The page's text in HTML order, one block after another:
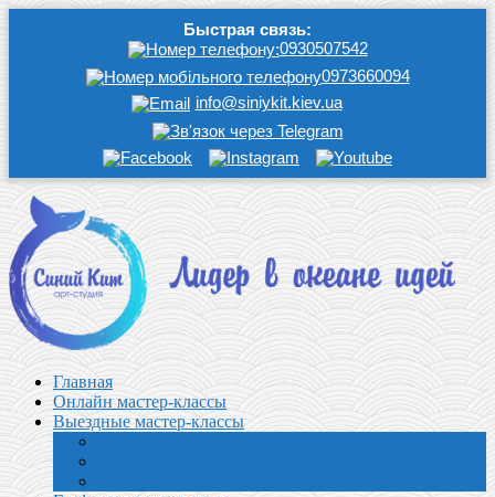
Быстрая связь:
0930507542
0973660094
info@siniykit.kiev.ua
Главная
Онлайн мастер-классы
Выездные мастер-классы